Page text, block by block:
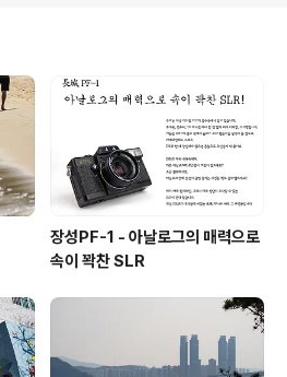
장성PF-1 - 아날로그의 매력으로
속이 꽉찬 SLR